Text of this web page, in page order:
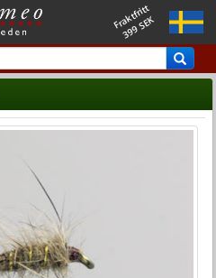
Fraktfritt
399 SEK